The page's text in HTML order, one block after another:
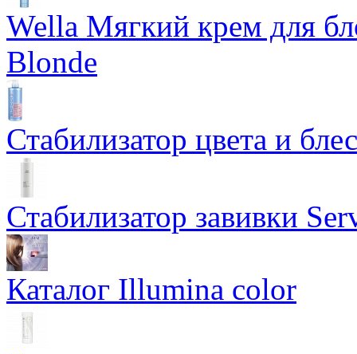
Wella Мягкий крем для
Blonde
Стабилизатор цвета и
Стабилизатор завивки
Каталог Illumina color